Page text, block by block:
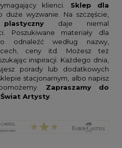
klienci. Sklep dla
duże wyzwanie. Na szczęście,
daje niemal
Poszukiwane materiały dla
odnaleźć według nazwy,
cech, ceny itd. Możesz też
inspiracji. Każdego dnia,
porady lub dodatkowych
stacjonarnym, albo napisz
Zapraszamy do
Artysty